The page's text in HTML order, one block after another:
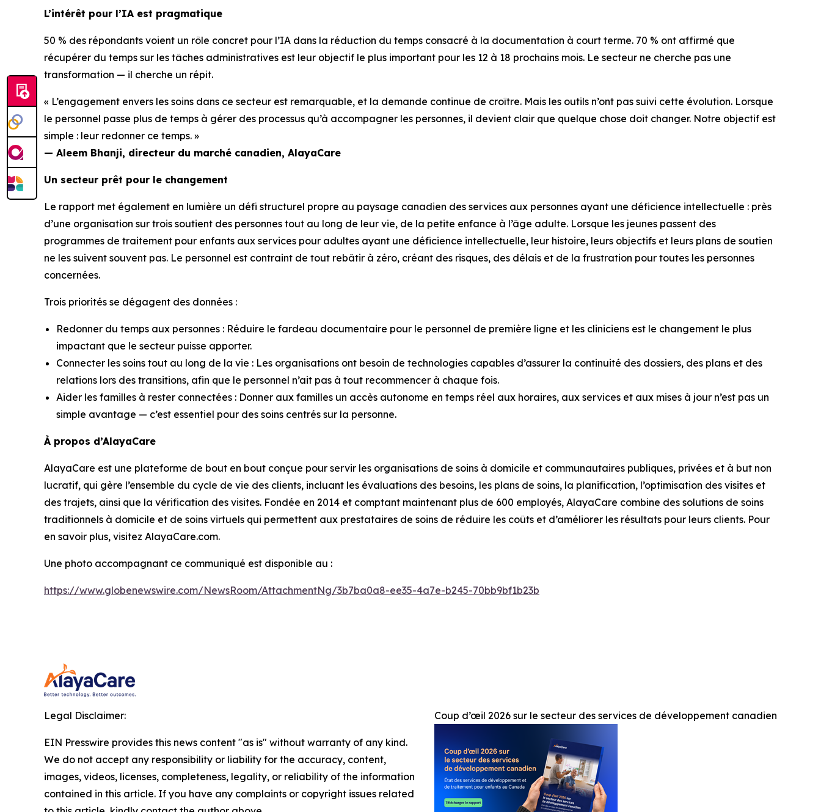
L’intérêt pour l’IA est pragmatique
50 % des répondants voient un rôle concret pour l’IA dans la réduction du temps consacré à la documentation à court terme. 70 % ont affirmé que
récupérer du temps sur les tâches administratives est leur objectif le plus important pour les 12 à 18 prochains mois. Le secteur ne cherche pas une
transformation — il cherche un répit.
« L’engagement envers les soins dans ce secteur est remarquable, et la demande continue de croître. Mais les outils n’ont pas suivi cette évolution. Lorsque
le personnel passe plus de temps à gérer des processus qu’à accompagner les personnes, il devient clair que quelque chose doit changer. Notre objectif est
simple : leur redonner ce temps. »
— Aleem Bhanji, directeur du marché canadien, AlayaCare
Un secteur prêt pour le changement
Le rapport met également en lumière un défi structurel propre au paysage canadien des services aux personnes ayant une déficience intellectuelle : près
d’une organisation sur trois soutient des personnes tout au long de leur vie, de la petite enfance à l’âge adulte. Lorsque les jeunes passent des
programmes de traitement pour enfants aux services pour adultes ayant une déficience intellectuelle, leur histoire, leurs objectifs et leurs plans de soutien
ne les suivent souvent pas. Le personnel est contraint de tout rebâtir à zéro, créant des risques, des délais et de la frustration pour toutes les personnes
concernées.
Trois priorités se dégagent des données :
Redonner du temps aux personnes : Réduire le fardeau documentaire pour le personnel de première ligne et les cliniciens est le changement le plus
impactant que le secteur puisse apporter.
Connecter les soins tout au long de la vie : Les organisations ont besoin de technologies capables d’assurer la continuité des dossiers, des plans et des
relations lors des transitions, afin que le personnel n’ait pas à tout recommencer à chaque fois.
Aider les familles à rester connectées : Donner aux familles un accès autonome en temps réel aux horaires, aux services et aux mises à jour n’est pas un
simple avantage — c’est essentiel pour des soins centrés sur la personne.
À propos d’AlayaCare
AlayaCare est une plateforme de bout en bout conçue pour servir les organisations de soins à domicile et communautaires publiques, privées et à but non
lucratif, qui gère l’ensemble du cycle de vie des clients, incluant les évaluations des besoins, les plans de soins, la planification, l’optimisation des visites et
des trajets, ainsi que la vérification des visites. Fondée en 2014 et comptant maintenant plus de 600 employés, AlayaCare combine des solutions de soins
traditionnels à domicile et de soins virtuels qui permettent aux prestataires de soins de réduire les coûts et d’améliorer les résultats pour leurs clients. Pour
en savoir plus, visitez AlayaCare.com.
Une photo accompagnant ce communiqué est disponible au :
https://www.globenewswire.com/NewsRoom/AttachmentNg/3b7ba0a8-ee35-4a7e-b245-70bb9bf1b23b
Coup d’œil 2026 sur le secteur des services de développement canadien
Legal Disclaimer:
EIN Presswire provides this news content "as is" without warranty of any kind.
We do not accept any responsibility or liability for the accuracy, content,
images, videos, licenses, completeness, legality, or reliability of the information
contained in this article. If you have any complaints or copyright issues related